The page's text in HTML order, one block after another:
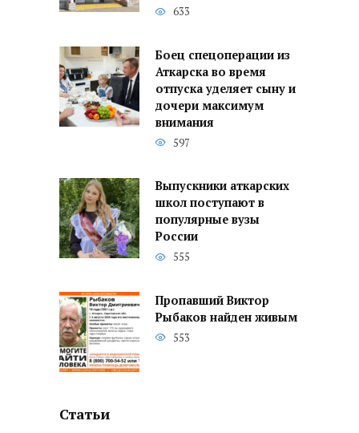
633
Боец спецоперации из
Аткарска во время
отпуска уделяет сыну и
дочери максимум
внимания
597
Выпускники аткарских
школ поступают в
популярные вузы
России
555
Пропавший Виктор
Рыбаков найден живым
553
Статьи